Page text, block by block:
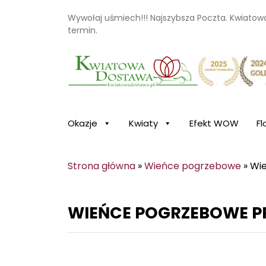
Wywołaj uśmiech!!! Najszybsza Poczta.
termin.
Kwiaciarnia internetowa Kwiatowa
Okazje Kwiaty Efekt WOW
Strona główna »Wieńce pogrzebowe »
WIEŃCE POGRZEBOWE